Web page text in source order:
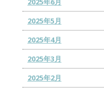
2025年5月
2025年4月
2025年3月
2025年2月